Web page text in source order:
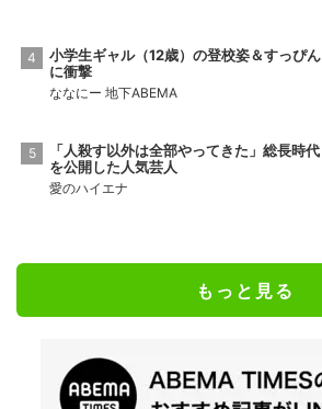
小学生ギャル（12歳）の登校姿＆すっぴん
に衝撃
ななにー 地下ABEMA
「人殺す以外は全部やってきた」総長時代
を公開した人気芸人
愛のハイエナ
もっと見る